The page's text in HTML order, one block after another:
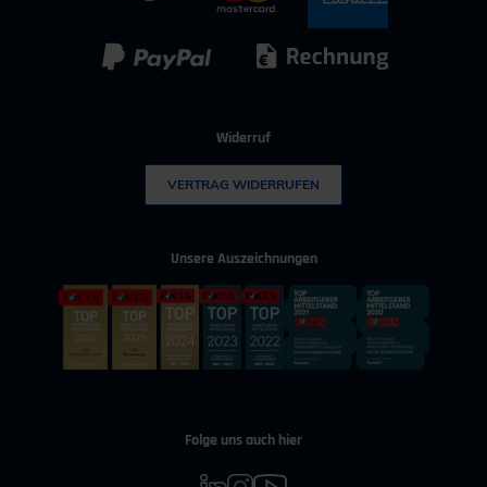
Widerruf
VERTRAG WIDERRUFEN
Unsere Auszeichnungen
Folge uns auch hier